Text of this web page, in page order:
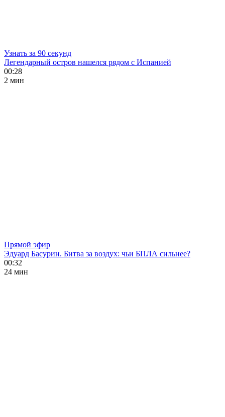
Узнать за 90 секунд
Легендарный остров нашелся рядом с Испанией
00:28
2 мин
Прямой эфир
Эдуард Басурин. Битва за воздух: чьи БПЛА сильнее?
00:32
24 мин